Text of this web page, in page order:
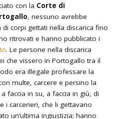
con la Corte di
, nessuno avrebbe
corpi gettati nella discarica fino
ritrovati e hanno pubblicato i
. Le persone nella discarica
che vissero in Portogallo tra il
era illegale professare la
multe, carcere e persino la
faccia in su, a faccia in giù, di
i carcerieri, che li gettavano
un’ultima ingiustizia: hanno